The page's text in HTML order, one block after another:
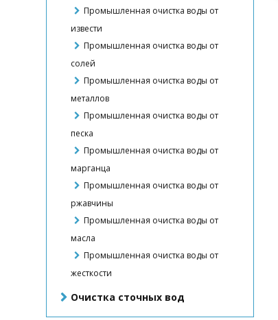
Промышленная очистка воды от
извести
Промышленная очистка воды от
солей
Промышленная очистка воды от
металлов
Промышленная очистка воды от
песка
Промышленная очистка воды от
марганца
Промышленная очистка воды от
ржавчины
Промышленная очистка воды от
масла
Промышленная очистка воды от
жесткости
Очистка сточных вод